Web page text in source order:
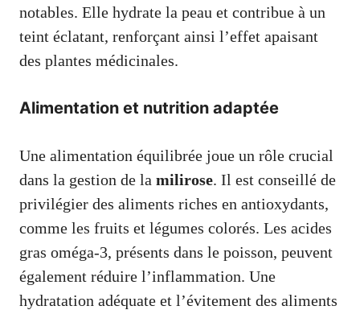
notables. Elle hydrate la peau et contribue à un
teint éclatant, renforçant ainsi l’effet apaisant
des plantes médicinales.
Alimentation et nutrition adaptée
Une alimentation équilibrée joue un rôle crucial
dans la gestion de la milirose. Il est conseillé de
privilégier des aliments riches en antioxydants,
comme les fruits et légumes colorés. Les acides
gras oméga-3, présents dans le poisson, peuvent
également réduire l’inflammation. Une
hydratation adéquate et l’évitement des aliments